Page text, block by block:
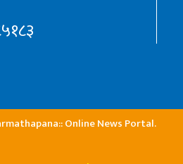
Online News Portal.